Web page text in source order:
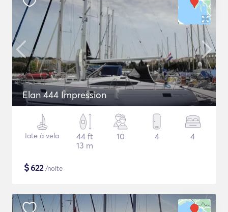
Elan 444 Impression
Iate à vela
44 ft
13 m
10 4 4
$622/noite